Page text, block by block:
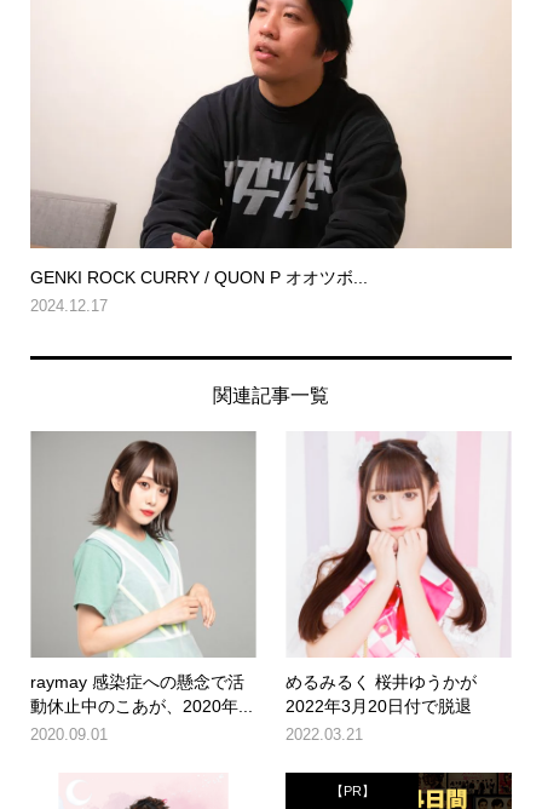
GENKI ROCK CURRY / QUON P オオツボ...
2024.12.17
関連記事一覧
raymay 感染症への懸念で活
動休止中のこあが、2020年...
2020.09.01
めるみるく 桜井ゆうかが
2022年3月20日付で脱退
2022.03.21
【PR】